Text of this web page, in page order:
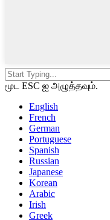
மூட ESC ஐ அழுத்தவும்.
English
French
German
Portuguese
Spanish
Russian
Japanese
Korean
Arabic
Irish
Greek